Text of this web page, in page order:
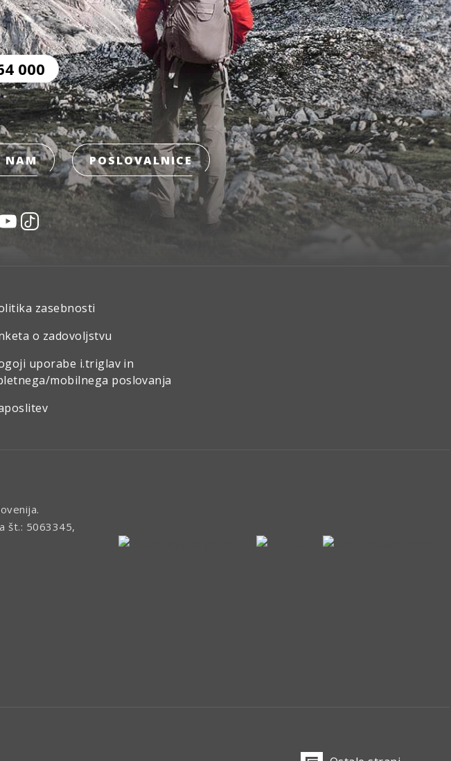
000
NAM POSLOVALNICE
zasebnosti
o zadovoljstvu
uporabe i.triglav in
mobilnega poslovanja
št.: 5063345,